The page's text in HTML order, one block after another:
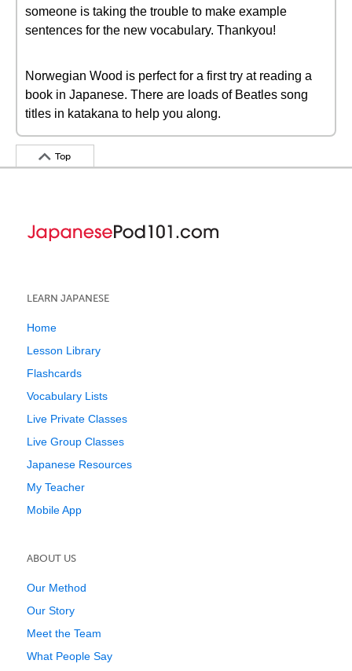
someone is taking the trouble to make example
sentences for the new vocabulary. Thankyou!
Norwegian Wood is perfect for a first try at reading a
book in Japanese. There are loads of Beatles song
titles in katakana to help you along.
Top
LEARN JAPANESE
Home
Lesson Library
Flashcards
Vocabulary Lists
Live Private Classes
Live Group Classes
Japanese Resources
My Teacher
Mobile App
ABOUT US
Our Method
Our Story
Meet the Team
What People Say